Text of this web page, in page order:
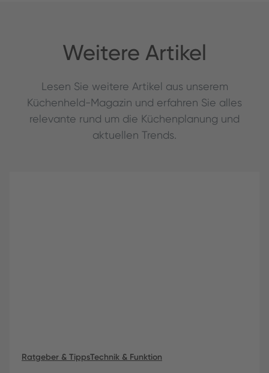
Weitere Artikel
Lesen Sie weitere Artikel aus unserem
Küchenheld-Magazin und erfahren Sie alles
relevante rund um die Küchenplanung und
aktuellen Trends.
Ratgeber & TippsTechnik & Funktion